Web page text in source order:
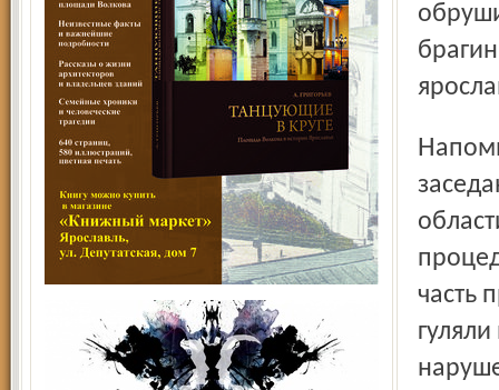
Напомним: данный конфликт рассматривался на
часть